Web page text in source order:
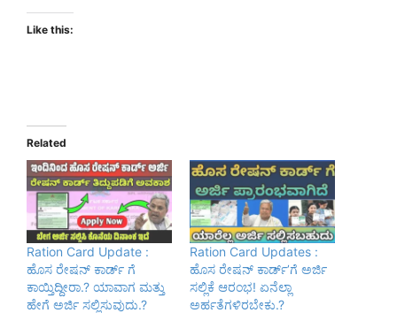
Like this:
Related
Ration Card Update :
ಹೊಸ ರೇಷನ್ ಕಾರ್ಡ್ ಗೆ
ಕಾಯ್ತಿದ್ದೀರಾ.? ಯಾವಾಗ ಮತ್ತು
ಹೇಗೆ ಅರ್ಜಿ ಸಲ್ಲಿಸುವುದು.?
Ration Card Updates :
ಹೊಸ ರೇಷನ್‌ ಕಾರ್ಡ್‌ʼಗೆ ಅರ್ಜಿ
ಸಲ್ಲಿಕೆ ಆರಂಭ! ಏನೆಲ್ಲಾ
ಅರ್ಹತೆಗಳಿರಬೇಕು.?